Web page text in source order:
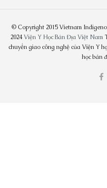
© Copyright 2015 Vietnam
2024Viện Y Học Bản Địa Việt Nam
chuyển giao công nghệ của Viện Y
học bản